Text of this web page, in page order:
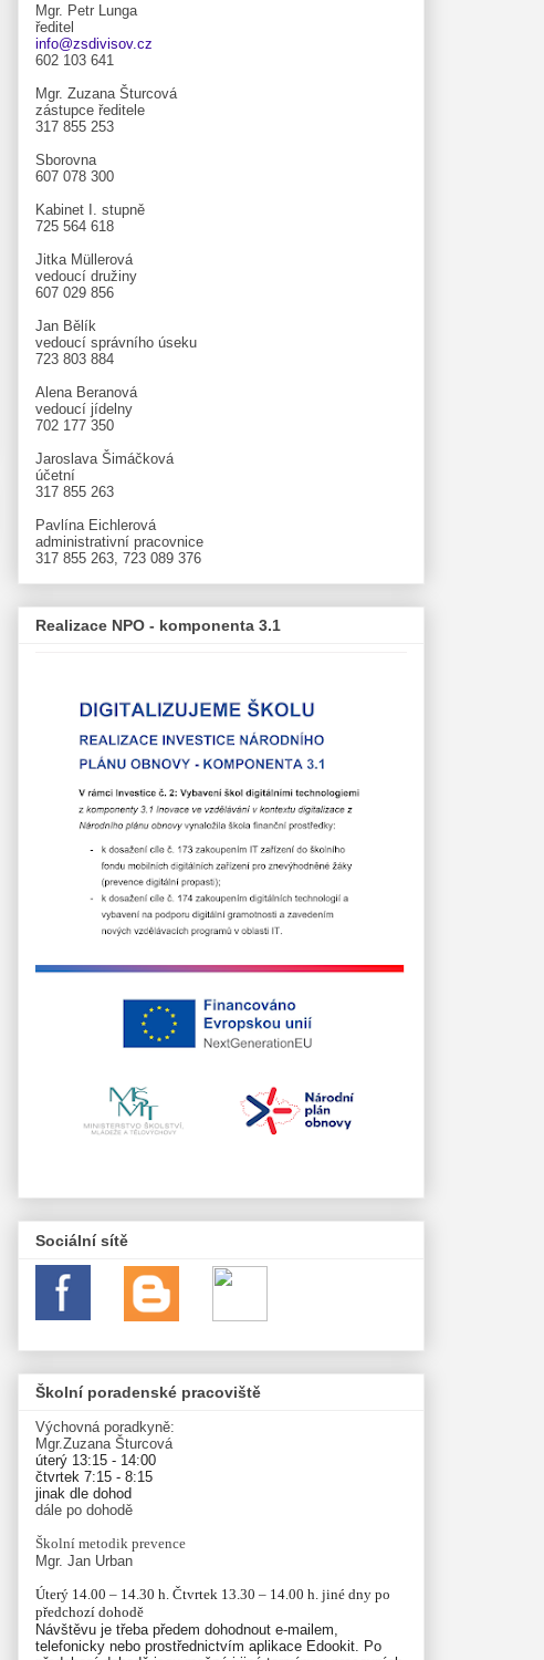
Mgr. Petr Lunga
ředitel
info@zsdivisov.cz
602 103 641
Mgr. Zuzana Šturcová
zástupce ředitele
317 855 253
Sborovna
607 078 300
Kabinet I. stupně
725 564 618
Jitka Müllerová
vedoucí družiny
607 029 856
Jan Bělík
vedoucí správního úseku
723 803 884
Alena Beranová
vedoucí jídelny
702 177 350
Jaroslava Šimáčková
účetní
317 855 263
Pavlína Eichlerová
administrativní pracovnice
317 855 263, 723 089 376
Realizace NPO - komponenta 3.1
Sociální sítě
Školní poradenské pracoviště
Výchovná poradkyně:
Mgr.Zuzana Šturcová
úterý 13:15 - 14:00
čtvrtek 7:15 - 8:15
jinak dle dohod
dále po dohodě
Školní metodik prevence
Mgr. Jan Urban
Úterý 14.00 – 14.30 h. Čtvrtek 13.30 – 14.00 h. jiné dny po
předchozí dohodě
Návštěvu je třeba předem dohodnout e-mailem,
telefonicky nebo prostřednictvím aplikace Edookit. Po